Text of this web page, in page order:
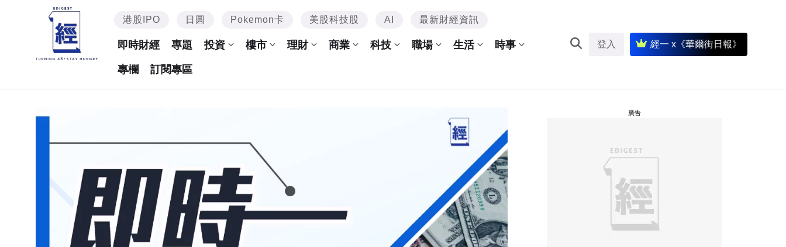
港股IPO 日圓 Pokemon卡 美股科技股 AI 最新財經資訊
即時財經 專題 投資 樓市 理財 商業 科技 職場 生活 時事
專欄 訂閱專區
登入 經一 x《華爾街日報》
廣告